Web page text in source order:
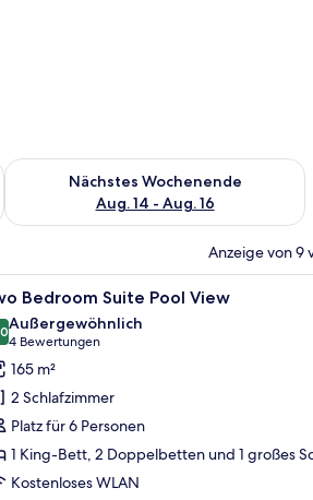
Aug. 7 - Aug. 9.
Nächstes Wochenende
Aug. 14 - Aug. 16
Überprüfe die Verfügbarkeit für
Anzeige von 9
modernen Badezimmer.
einem Schreibtisch, einem Stuhl, einer
Ein
13 Bedroom Suite Pool View
von 10
Außergewöhnlich
4 Bewertungen
(4
Bewertungen)
165 m²
2 Schlafzimmer
Platz für 6 Personen
1 King-Bett, 2 Doppelbetten und 1 großes
Kostenloses WLAN